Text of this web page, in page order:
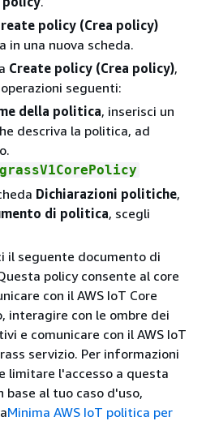
policy (Crea policy)
in una nuova scheda.
Create policy (Crea policy),
seguenti:
della politica, inserisci un
descriva la politica, ad
Dichiarazioni politiche,
di politica, scegli
il seguente documento di
policy consente al core
con il AWS IoT Core
interagire con le ombre dei
e comunicare con il AWS IoT
servizio. Per informazioni
limitare l'accesso a questa
base al tuo caso d'uso,
Minima AWS IoT politica per